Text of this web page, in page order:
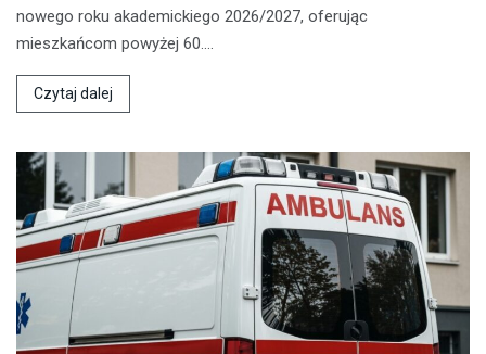
nowego roku akademickiego 2026/2027, oferując
mieszkańcom powyżej 60.…
Czytaj dalej